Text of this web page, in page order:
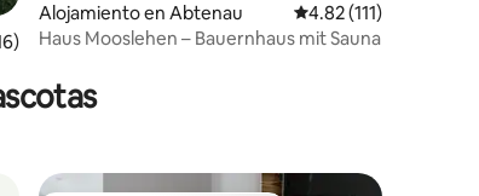
promedio: 4.8 de 5, 116 reseñas
Alojamiento en Abtenau Calificación promedio:
4.82 (111)
Haus Mooslehen – Bauernhaus mit Sauna